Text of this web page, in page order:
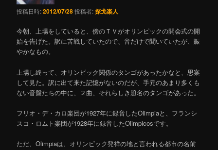
投稿日時:2012/07/28投稿者:探戈楽人
今朝、上場をしていると、傍のＴＶがオリンピックの開会式の開
始を告げた。訳に苦戦していたので、音だけで聞いていたが、賑
やかなもの。
上場し終って、オリンピック関係のタンゴがあったかなと、思案
して見た。訳に出て来た記憶がないのだが、手元のあまり多くも
ない音盤たちの中に、２曲、それらしき題名のタンゴがあった。
フリオ・デ・カロ楽団が1927年に録音したOlimpiaと、フランシ
スコ・ロムト楽団が1928年に録音したOlimpicosです。
ただ、Olimpiaは、オリンピック発祥の地と言われる都市の名前